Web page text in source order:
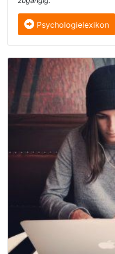
Psychologielexikon